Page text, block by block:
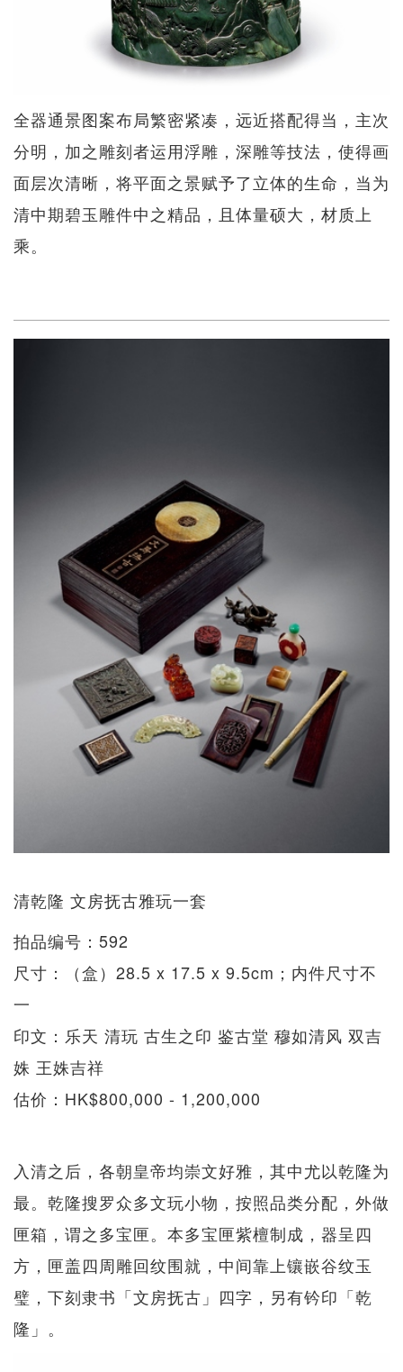
全器通景图案布局繁密紧凑，远近搭配得当，主次
分明，加之雕刻者运用浮雕，深雕等技法，使得画
面层次清晰，将平面之景赋予了立体的生命，当为
清中期碧玉雕件中之精品，且体量硕大，材质上
乘。
清乾隆 文房抚古雅玩一套
拍品编号：592
尺寸：（盒）28.5 x 17.5 x 9.5cm；内件尺寸不
一
印文：乐天 清玩 古生之印 鉴古堂 穆如清风 双吉
姝 王姝吉祥
估价：HK$800,000 - 1,200,000
入清之后，各朝皇帝均崇文好雅，其中尤以乾隆为
最。乾隆搜罗众多文玩小物，按照品类分配，外做
匣箱，谓之多宝匣。本多宝匣紫檀制成，器呈四
方，匣盖四周雕回纹围就，中间靠上镶嵌谷纹玉
璧，下刻隶书「文房抚古」四字，另有钤印「乾
隆」。